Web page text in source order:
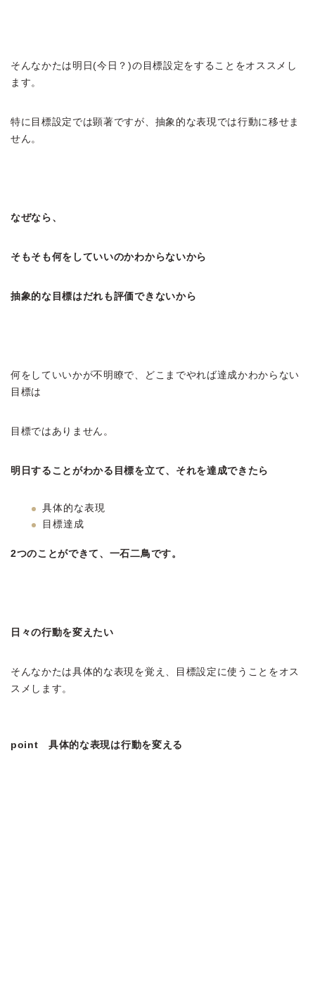
そんなかたは明日(今日？)の目標設定をすることをオススメし
ます。
特に目標設定では顕著ですが、抽象的な表現では行動に移せま
せん。
なぜなら、
そもそも何をしていいのかわからないから
抽象的な目標はだれも評価できないから
何をしていいかが不明瞭で、どこまでやれば達成かわからない
目標は
目標ではありません。
明日することがわかる目標を立て、それを達成できたら
具体的な表現
目標達成
2つのことができて、一石二鳥です。
日々の行動を変えたい
そんなかたは具体的な表現を覚え、目標設定に使うことをオス
スメします。
point 具体的な表現は行動を変える